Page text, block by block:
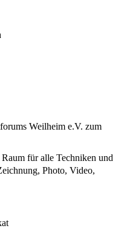
Weilheim e.V. zum
für alle Techniken und
Photo, Video,